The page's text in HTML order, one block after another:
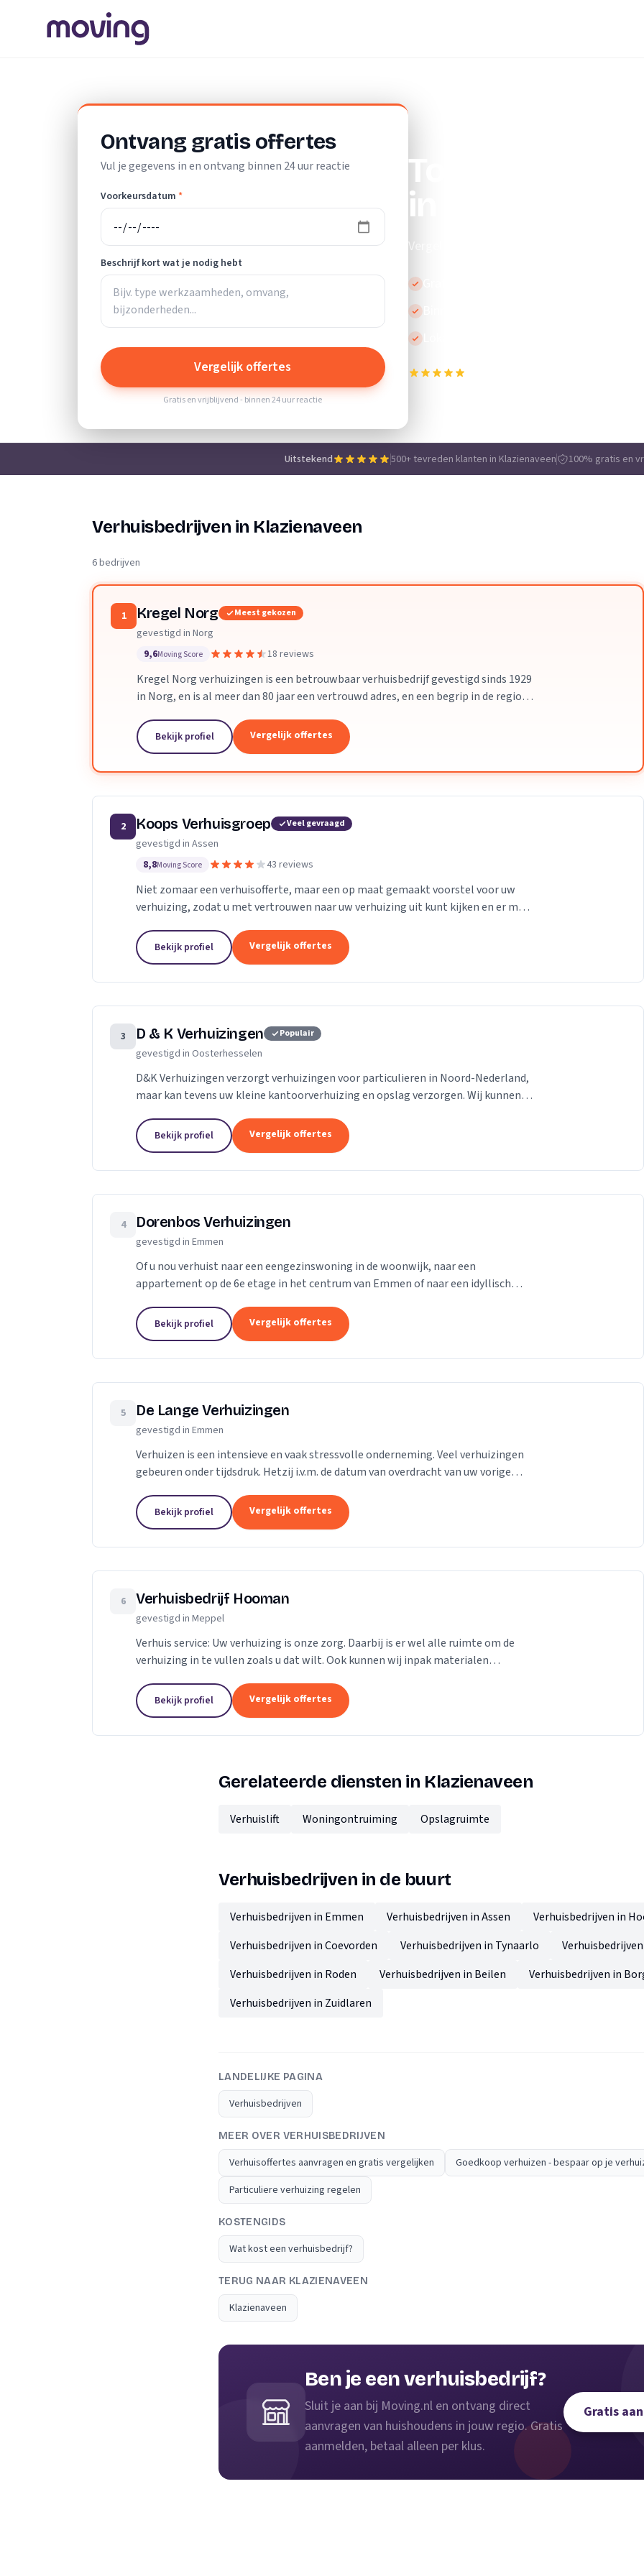
Ontvang gratis offertes
Vul je gegevens in en ontvang binnen 24 uur reactie
Voorkeursdatum *
Beschrijf kort wat je nodig hebt
Vergelijk offertes
Gratis en vrijblijvend - binnen 24 uur reactie
Top 10 beste
in Klazienaveen
Vergelijk de beste verhuisbedrijven in
Gratis en vrijblijvend
Binnen 24 uur reactie
Lokale vakmensen
Uitstekend 500+ tevreden klanten in Klazienaveen 100% gratis en
Verhuisbedrijven in Klazienaveen
6 bedrijven
1 Kregel Norg Meest gekozen
gevestigd in Norg
9,6Moving Score 18 reviews
Kregel Norg verhuizingen is een betrouwbaar verhuisbedrijf gevestigd sinds 1929
in Norg, en is al meer dan 80 jaar een vertrouwd adres, en een begrip in de regio
Bekijk profiel Vergelijk offertes
2 Koops Verhuisgroep Veel gevraagd
gevestigd in Assen
8,8Moving Score 43 reviews
Niet zomaar een verhuisofferte, maar een op maat gemaakt voorstel voor uw
verhuizing, zodat u met vertrouwen naar uw verhuizing uit kunt kijken en er met
Bekijk profiel Vergelijk offertes
3 D & K Verhuizingen Populair
gevestigd in Oosterhesselen
D&K Verhuizingen verzorgt verhuizingen voor particulieren in Noord-Nederland,
maar kan tevens uw kleine kantoorverhuizing en opslag verzorgen. Wij kunnen
Bekijk profiel Vergelijk offertes
4 Dorenbos Verhuizingen
gevestigd in Emmen
Of u nou verhuist naar een eengezinswoning in de woonwijk, naar een
appartement op de 6e etage in het centrum van Emmen of naar een idyllisch
Bekijk profiel Vergelijk offertes
5 De Lange Verhuizingen
gevestigd in Emmen
Verhuizen is een intensieve en vaak stressvolle onderneming. Veel verhuizingen
gebeuren onder tijdsdruk. Hetzij i.v.m. de datum van overdracht van uw vorige
Bekijk profiel Vergelijk offertes
6 Verhuisbedrijf Hooman
gevestigd in Meppel
Verhuis service: Uw verhuizing is onze zorg. Daarbij is er wel alle ruimte om de
verhuizing in te vullen zoals u dat wilt. Ook kunnen wij inpak materialen
Bekijk profiel Vergelijk offertes
Gerelateerde diensten in Klazienaveen
Verhuislift Woningontruiming Opslagruimte
Verhuisbedrijven in de buurt
Verhuisbedrijven in Emmen Verhuisbedrijven in Assen
Verhuisbedrijven in
Verhuisbedrijven in Coevorden
Verhuisbedrijven in Tynaarlo
Verhuisbedrijven in Roden
Verhuisbedrijven in Beilen
Verhuisbedrijven in
Verhuisbedrijven in Zuidlaren
LANDELIJKE PAGINA
Verhuisbedrijven
MEER OVER VERHUISBEDRIJVEN
Verhuisoffertes aanvragen en gratis vergelijken
Goedkoop verhuizen - bespaar op je
Particuliere verhuizing regelen
KOSTENGIDS
Wat kost een verhuisbedrijf?
TERUG NAAR KLAZIENAVEEN
Klazienaveen
Ben je een verhuisbedrijf?
Sluit je aan bij Moving.nl en ontvang direct
aanvragen van huishoudens in jouw regio. Gratis
aanmelden, betaal alleen per klus.
Gratis